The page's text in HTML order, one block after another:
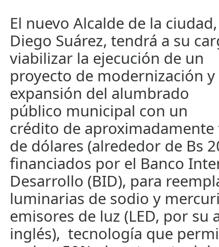
El nuevo Alcalde de la ciudad,
Diego Suárez, tendrá a su
viabilizar la ejecución de un
proyecto de modernización y
expansión del alumbrado
público municipal con un
crédito de
de dólares (alrededor de Bs
financiados por el Banco
Desarrollo (BID), para
luminarias de sodio y
emisores de luz (LED, por su
inglés), tecnología que